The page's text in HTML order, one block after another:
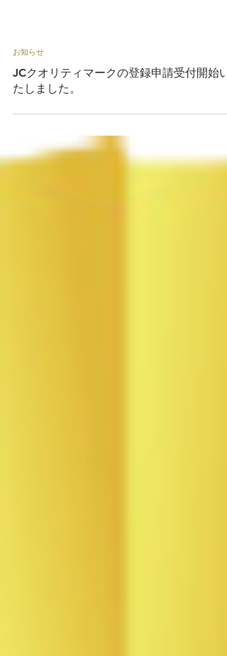
お知らせ
JCクオリティマークの登録申請受付開始い
たしました。